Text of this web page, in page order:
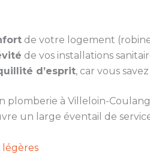
de votre logement
de vos installations
d’esprit, car vous
plomberie à Villeloin-
un large éventail de
légères